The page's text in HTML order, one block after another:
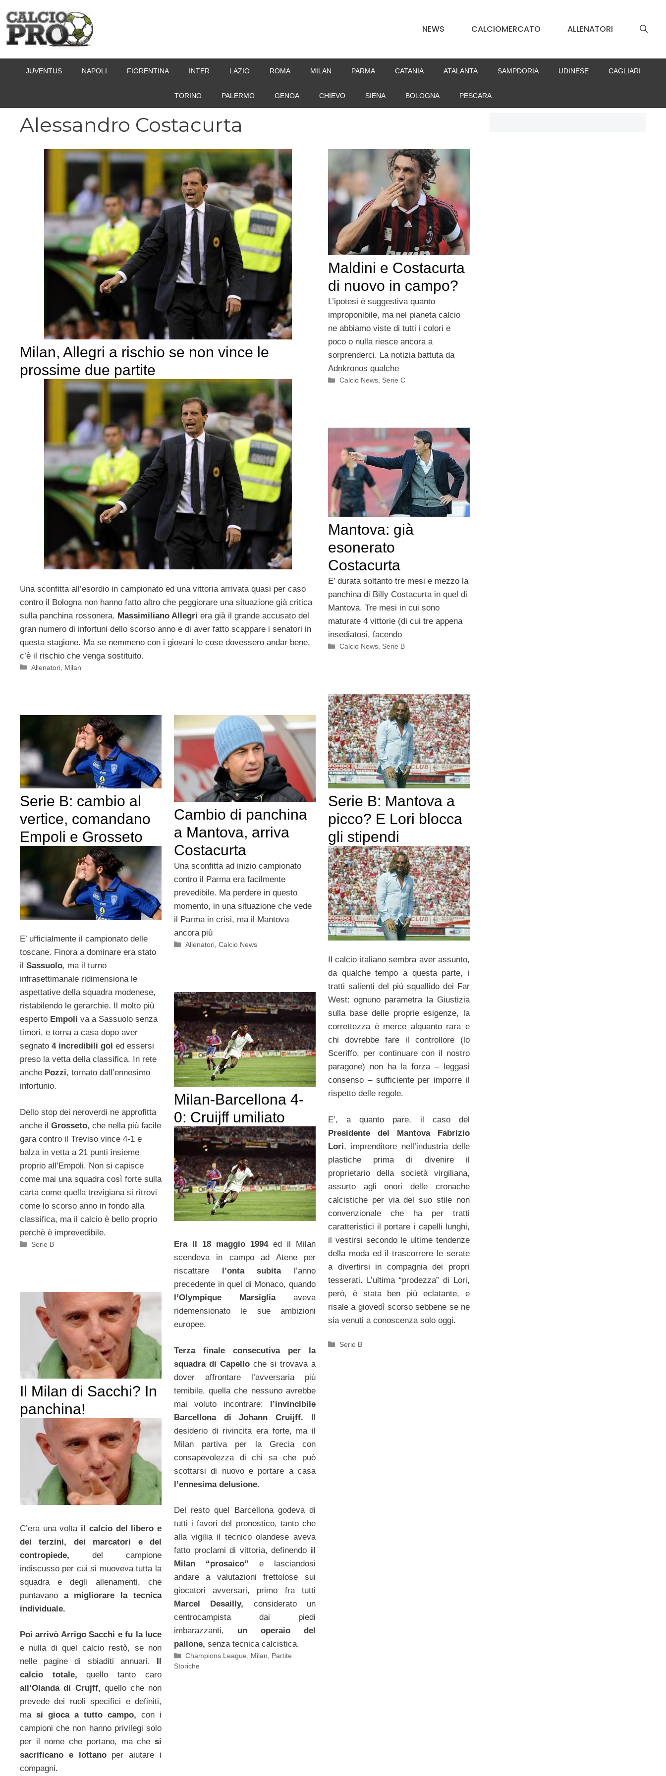
contenuto
NEWS CALCIOMERCATO ALLENATORI
JUVENTUS NAPOLI FIORENTINA INTER LAZIO ROMA MILAN PARMA CATANIA ATALANTA SAMPDORIA UDINESE CAGLIARI
TORINO PALERMO GENOA CHIEVO SIENA BOLOGNA PESCARA
Alessandro Costacurta
Milan, Allegri a rischio se non vince le
prossime due partite
Una sconfitta all’esordio in campionato ed una vittoria arrivata quasi per caso
contro il Bologna non hanno fatto altro che peggiorare una situazione già critica
sulla panchina rossonera. Massimiliano Allegri era già il grande accusato del
gran numero di infortuni dello scorso anno e di aver fatto scappare i senatori in
questa stagione. Ma se nemmeno con i giovani le cose dovessero andar bene,
c’è il rischio che venga sostituito.
Categorie
Allenatori Milan
Maldini e Costacurta
di nuovo in campo?
L’ipotesi è suggestiva quanto
improponibile, ma nel pianeta calcio
ne abbiamo viste di tutti i colori e
poco o nulla riesce ancora a
sorprenderci. La notizia battuta da
Adnkronos qualche
Categorie
Calcio News, Serie C
Mantova: già
esonerato
Costacurta
E’ durata soltanto tre mesi e mezzo la
panchina di Billy Costacurta in quel di
Mantova. Tre mesi in cui sono
maturate 4 vittorie (di cui tre appena
insediatosi, facendo
Categorie
Calcio News, Serie B
Serie B: Mantova a
picco? E Lori blocca
gli stipendi
Il calcio italiano sembra aver assunto,
da qualche tempo a questa parte, i
tratti salienti del più squallido dei Far
West: ognuno parametra la Giustizia
sulla base delle proprie esigenze, la
correttezza è merce alquanto rara e
chi dovrebbe fare il controllore (lo
Sceriffo, per continuare con il nostro
paragone) non ha la forza – leggasi
consenso – sufficiente per imporre il
rispetto delle regole.
E’, a quanto pare, il caso del
Presidente del Mantova Fabrizio
Lori, imprenditore nell’industria delle
plastiche prima di divenire il
proprietario della società virgiliana,
assurto agli onori delle cronache
calcistiche per via del suo stile non
convenzionale che ha per tratti
caratteristici il portare i capelli lunghi,
il vestirsi secondo le ultime tendenze
della moda ed il trascorrere le serate
a divertirsi in compagnia dei propri
tesserati. L’ultima “prodezza” di Lori,
però, è stata ben più eclatante, e
risale a giovedì scorso sebbene se ne
sia venuti a conoscenza solo oggi.
Categorie
Serie B
Serie B: cambio al
vertice, comandano
Empoli e Grosseto
E’ ufficialmente il campionato delle
toscane. Finora a dominare era stato
il Sassuolo, ma il turno
infrasettimanale ridimensiona le
aspettative della squadra modenese,
ristabilendo le gerarchie. Il molto più
esperto Empoli va a Sassuolo senza
timori, e torna a casa dopo aver
segnato 4 incredibili gol ed essersi
preso la vetta della classifica. In rete
anche Pozzi, tornato dall’ennesimo
infortunio.
Dello stop dei neroverdi ne approfitta
anche il Grosseto, che nella più facile
gara contro il Treviso vince 4-1 e
balza in vetta a 21 punti insieme
proprio all’Empoli. Non si capisce
come mai una squadra così forte sulla
carta come quella trevigiana si ritrovi
come lo scorso anno in fondo alla
classifica, ma il calcio è bello proprio
perchè è imprevedibile.
Categorie
Serie B
Cambio di panchina
a Mantova, arriva
Costacurta
Una sconfitta ad inizio campionato
contro il Parma era facilmente
prevedibile. Ma perdere in questo
momento, in una situazione che vede
il Parma in crisi, ma il Mantova
ancora più
Categorie
Allenatori ,Calcio News
Milan-Barcellona 4-
0: Cruijff umiliato
Era il 18 maggio 1994 ed il Milan
scendeva in campo ad Atene per
riscattare
l’onta subita
l’anno
precedente in quel di Monaco, quando
l’Olympique Marsiglia aveva
ridemensionato le sue ambizioni
europee.
Terza finale consecutiva per la
squadra di Capello che si trovava a
dover affrontare l’avversaria più
temibile, quella che nessuno avrebbe
mai voluto incontrare: l’invincibile
Barcellona di Johann Cruijff. Il
desiderio di rivincita era forte, ma il
Milan partiva per la Grecia con
consapevolezza di chi sa che può
scottarsi di nuovo e portare a casa
l’ennesima delusione.
Del resto quel Barcellona godeva di
tutti i favori del pronostico, tanto che
alla vigilia il tecnico olandese aveva
fatto proclami di vittoria, definendo il
Milan “prosaico” e lasciandosi
andare a valutazioni frettolose sui
giocatori avversari, primo fra tutti
Marcel Desailly, considerato un
centrocampista dai piedi
imbarazzanti, un operaio del
pallone, senza tecnica calcistica.
Categorie
Champions League Milan
Partite
Storiche
Il Milan di Sacchi? In
panchina!
C’era una volta il calcio del libero e
dei terzini, dei marcatori e del
contropiede, del campione
indiscusso per cui si muoveva tutta la
squadra e degli allenamenti, che
puntavano a migliorare la tecnica
individuale.
Poi arrivò Arrigo Sacchi e fu la luce
e nulla di quel calcio restò, se non
nelle pagine di sbiaditi annuari.
calcio totale, quello tanto caro
all’Olanda di Crujff, quello che non
prevede dei ruoli specifici e definiti,
ma si gioca a tutto campo, con i
campioni che non hanno privilegi solo
per il nome che portano, ma che si
sacrificano e lottanoper aiutare i
compagni.